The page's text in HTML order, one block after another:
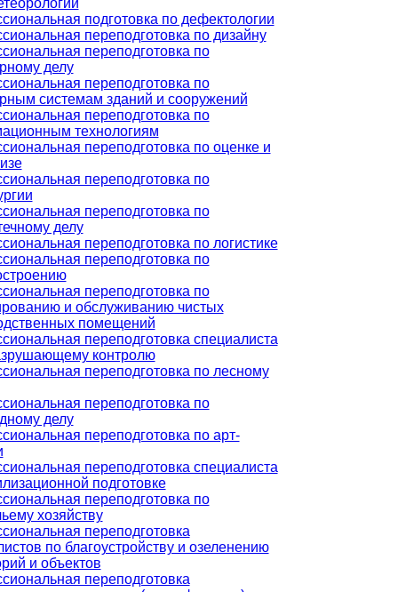
подготовка по дефектологии
переподготовка по дизайну
переподготовка по
делу
переподготовка по
системам зданий и сооружений
переподготовка по
технологиям
переподготовка по оценке и
переподготовка по
переподготовка по
делу
переподготовка по логистике
переподготовка по
переподготовка по
и обслуживанию чистых
помещений
переподготовка специалиста
контролю
переподготовка по лесному
переподготовка по
делу
переподготовка по арт-
переподготовка специалиста
подготовке
переподготовка по
хозяйству
переподготовка
по благоустройству и озеленению
и объектов
переподготовка